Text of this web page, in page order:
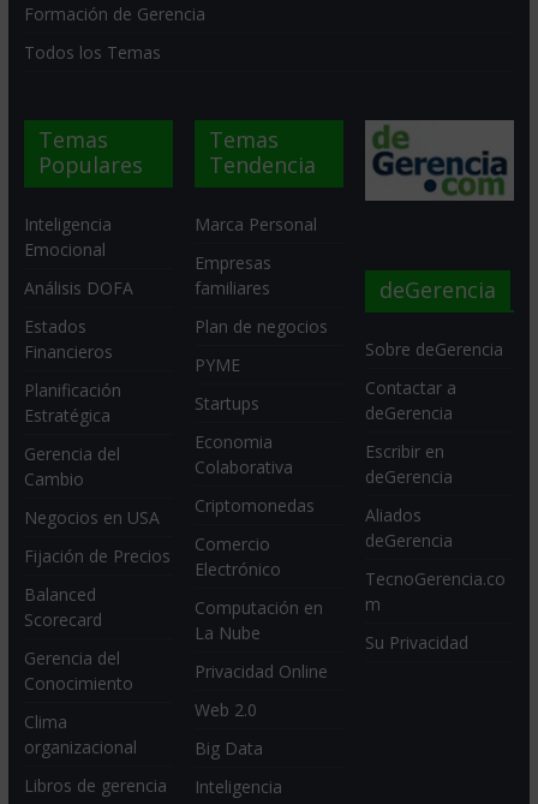
Formación de Gerencia
Todos los Temas
Temas
Populares
Inteligencia
Emocional
Análisis DOFA
Estados
Financieros
Planificación
Estratégica
Gerencia del
Cambio
Negocios en USA
Fijación de Precios
Balanced
Scorecard
Gerencia del
Conocimiento
Clima
organizacional
Libros de gerencia
Temas
Tendencia
Marca Personal
Empresas
familiares
Plan de negocios
PYME
Startups
Economia
Colaborativa
Criptomonedas
Comercio
Electrónico
Computación en
La Nube
Privacidad Online
Web 2.0
Big Data
Inteligencia
deGerencia
Sobre deGerencia
Contactar a
deGerencia
Escribir en
deGerencia
Aliados
deGerencia
TecnoGerencia.co
m
Su Privacidad